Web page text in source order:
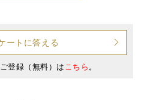
ートに答える
登録（無料）はこちら。